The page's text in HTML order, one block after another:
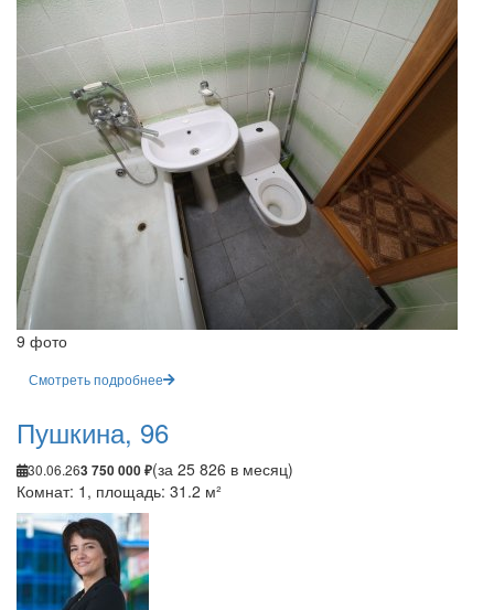
9 фото
Смотреть подробнее
Пушкина, 96
30.06.263 750 000 ₽(за 25 826 в месяц)
Комнат: 1, площадь: 31.2 м²